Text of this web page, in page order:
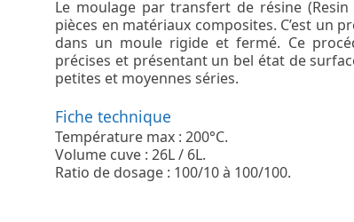
Le moulage par transfert de résine
pièces en matériaux composites. C’est un
dans un moule rigide et fermé. Ce
précises et présentant un bel état de
petites et moyennes séries.
Fiche technique
Température max : 200°C.
Volume cuve : 26L / 6L.
Ratio de dosage : 100/10 à 100/100.